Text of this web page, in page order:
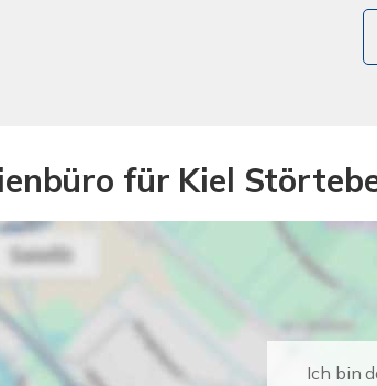
für Kiel
Ich bin